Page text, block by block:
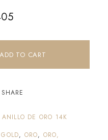
ADD TO CART
SHARE
ANILLO DE ORO 14K
GOLD, ORO, ORO,